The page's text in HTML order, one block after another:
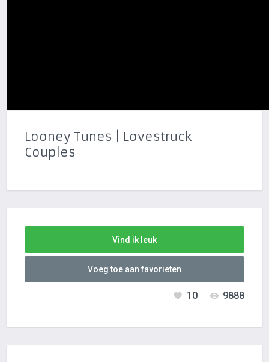
Looney Tunes | Lovestruck
Couples
Vind ik leuk
Voeg toe aan favorieten
9888
10